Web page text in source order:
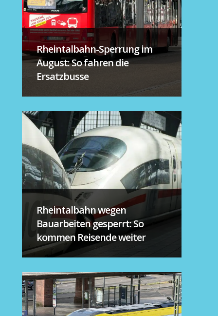
Rheintalbahn-Sperrung im
August: So fahren die
Ersatzbusse
Rheintalbahn wegen
Bauarbeiten gesperrt: So
kommen Reisende weiter